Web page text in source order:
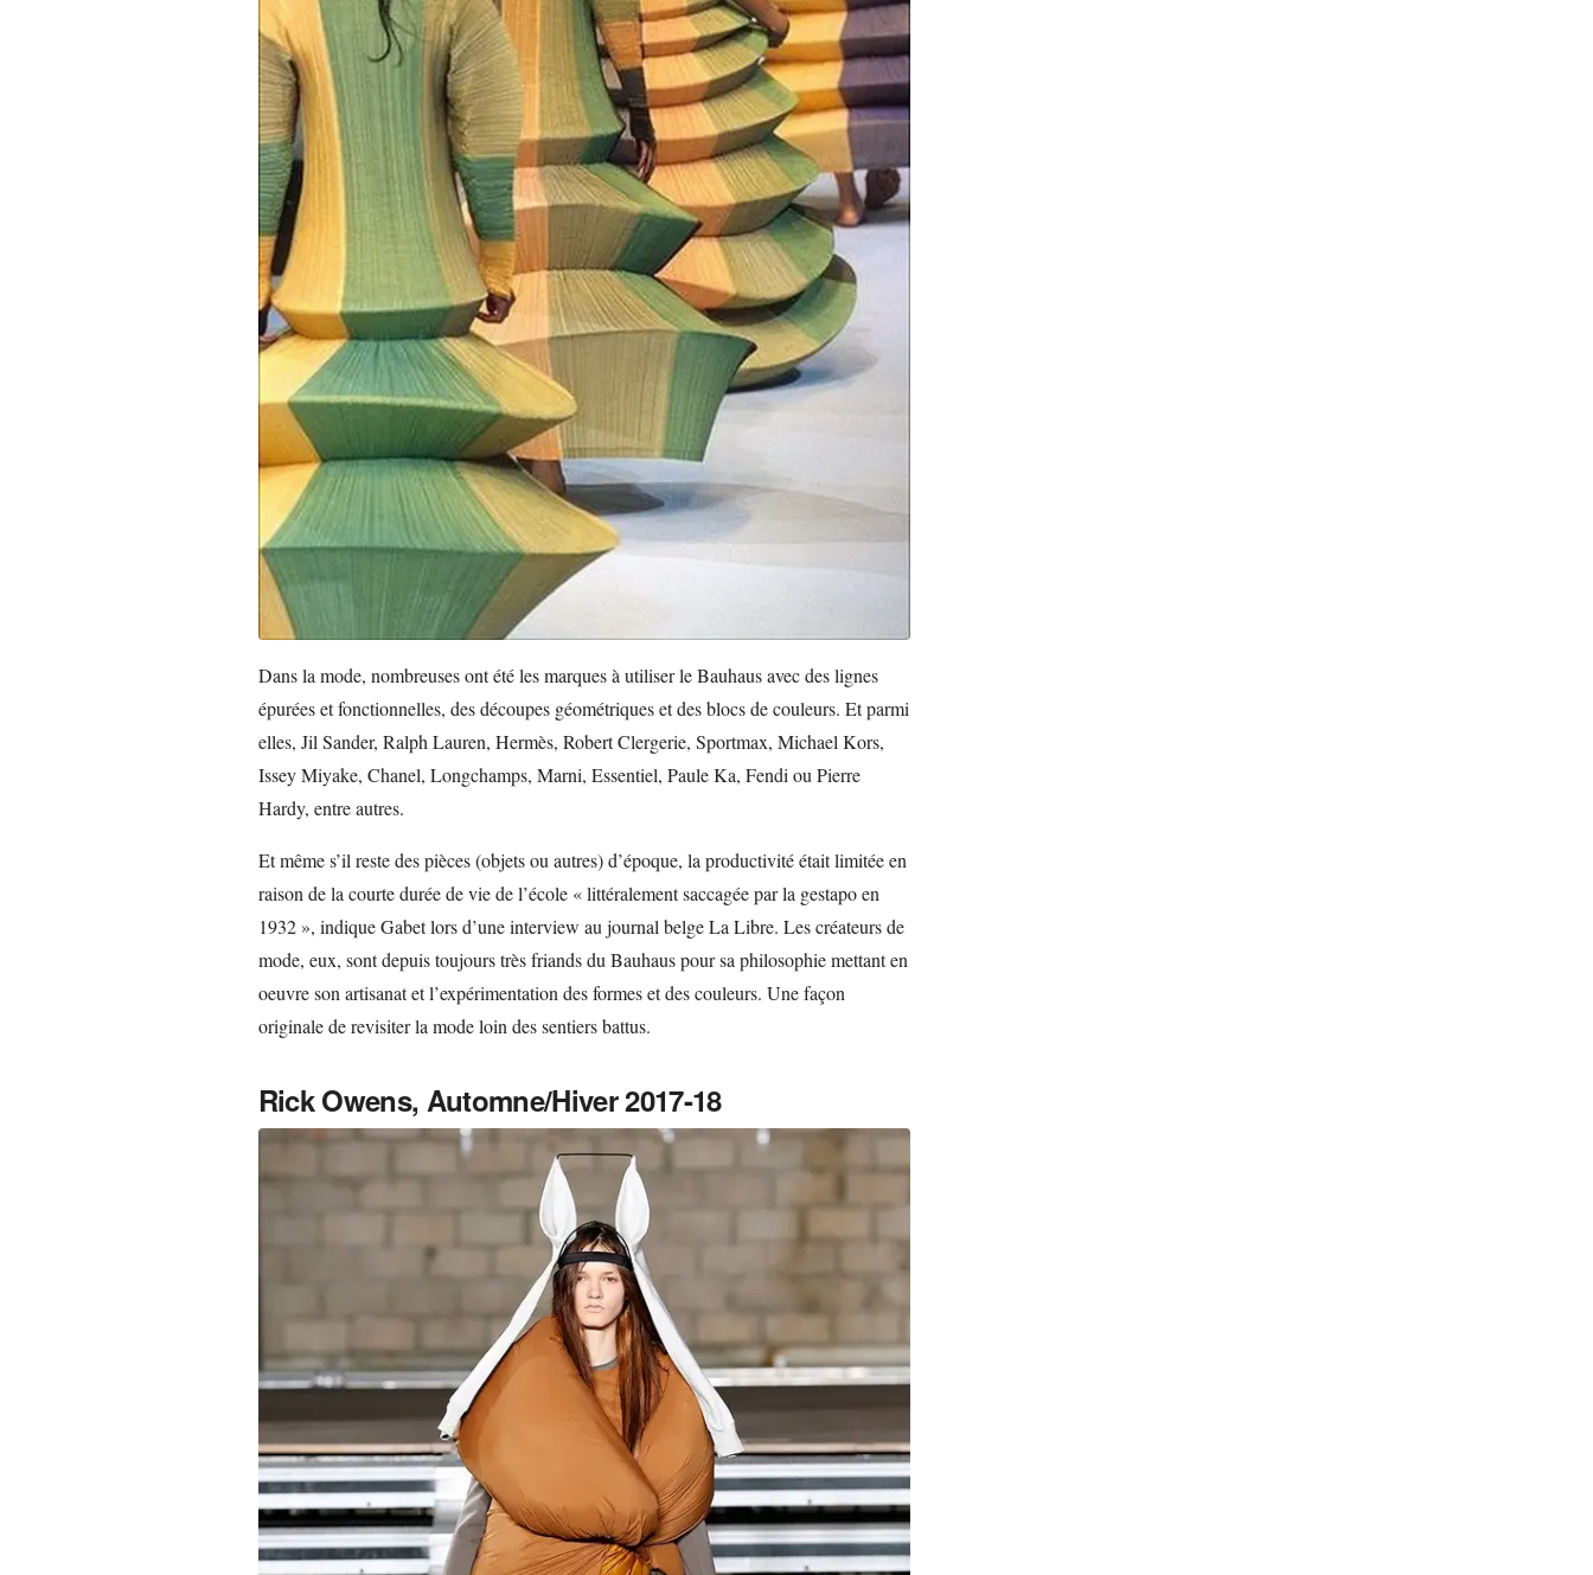
Dans la mode, nombreuses ont été les marques à utiliser le Bauhaus avec des lignes
épurées et fonctionnelles, des découpes géométriques et des blocs de couleurs. Et parmi
elles, Jil Sander, Ralph Lauren, Hermès, Robert Clergerie, Sportmax, Michael Kors,
Issey Miyake, Chanel, Longchamps, Marni, Essentiel, Paule Ka, Fendi ou Pierre
Hardy, entre autres.
Et même s’il reste des pièces (objets ou autres) d’époque, la productivité était limitée en
raison de la courte durée de vie de l’école « littéralement saccagée par la gestapo en
1932 », indique Gabet lors d’une interview au journal belge La Libre. Les créateurs de
mode, eux, sont depuis toujours très friands du Bauhaus pour sa philosophie mettant en
oeuvre son artisanat et l’expérimentation des formes et des couleurs. Une façon
originale de revisiter la mode loin des sentiers battus.
Rick Owens, Automne/Hiver 2017-18